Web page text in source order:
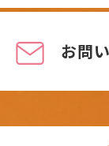
お問